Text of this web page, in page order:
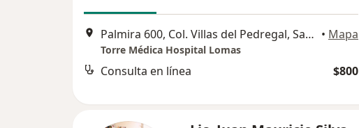
Palmira 600, Col. Villas del Pedregal, San Luis Potosi • Mapa
Torre Médica Hospital Lomas
Consulta en línea $800